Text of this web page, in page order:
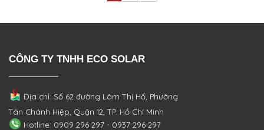
CÔNG TY TNHH ECO SOLAR
Địa chỉ: Số 62 đường Lâm Thị Hố, Phường
Tân Chánh Hiệp, Quận 12, TP. Hồ Chí Minh
Hotline: 0909 296 297 - 0937 296 297